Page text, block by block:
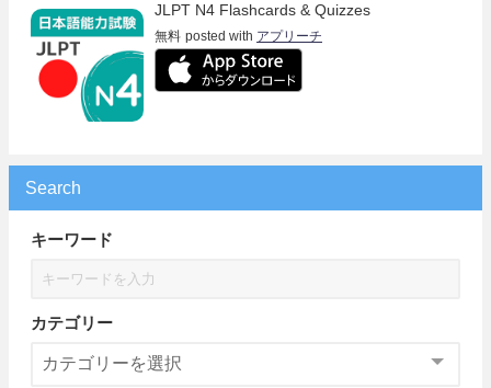
JLPT N4 Flashcards & Quizzes
無料 posted with アプリーチ
Search
キーワード
カテゴリー